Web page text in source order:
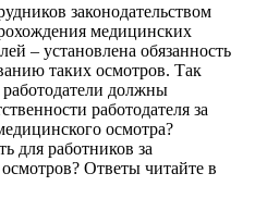
законодательством
медицинских
– установлена обязанность
таких осмотров. Так
должны
работодателя за
осмотра?
для работников за
Ответы читайте в